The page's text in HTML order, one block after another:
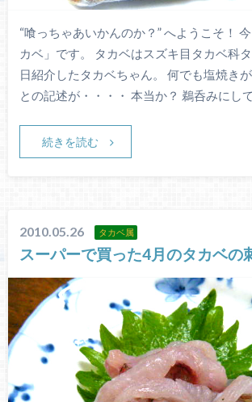
“喰っちゃあいかんのか？” へようこそ！
カベ」です。 タカベはスズキ目タカベ科
日紹介したタカベちゃん。 何でも塩焼き
との記述が・・・・ 本当か？ 鵜呑みにし
続きを読む
2010.05.26 タカベ属
スーパーで買った4月のタカベの